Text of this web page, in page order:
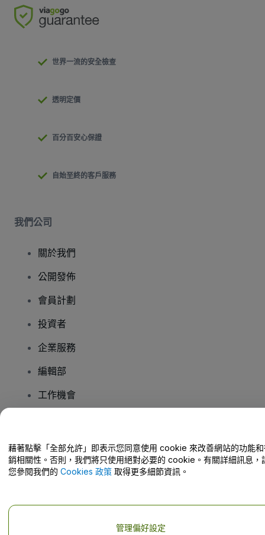
世界一流的安全檢查
透明定價
百分百安心保證
自始至終的客戶服務
我們公司
關於我們
公開發佈
會員計劃
投資者
企業服務
編輯部
工作機會
幫助中心 / 聯絡我們
藉著點擊「全部允許」即表示您同意使用 cookie 來改善網站的功能
銷相關性。否則，我們將只使用絕對必要的 cookie。有關詳細訊息，
您參閱我們的 Cookies 政策 取得更多細節資訊。
管理偏好設定